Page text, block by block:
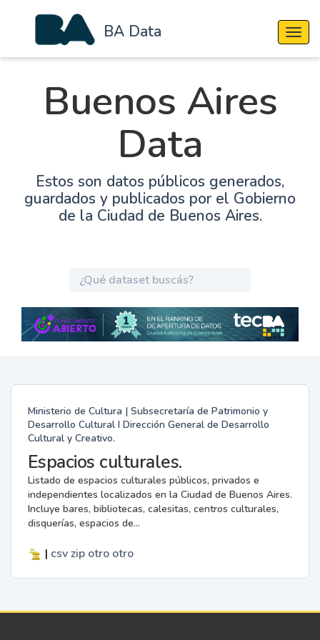
BA Data
Buenos Aires
Data
Estos son datos públicos generados,
guardados y publicados por el Gobierno
de la Ciudad de Buenos Aires.
Ministerio de Cultura | Subsecretaría de Patrimonio y
Desarrollo Cultural I Dirección General de Desarrollo
Cultural y Creativo.
Espacios culturales.
Listado de espacios culturales públicos, privados e
independientes localizados en la Ciudad de Buenos Aires.
Incluye bares, bibliotecas, calesitas, centros culturales,
disquerías, espacios de...
| csv zip otro otro